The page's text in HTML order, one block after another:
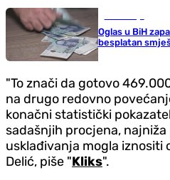
Oglas u BiH
besplatan
"To znači da gotovo
na drugo redovno
konačni statistički
sadašnjih procjena,
usklađivanja mogla iznositi
Delić, piše "Kliks".